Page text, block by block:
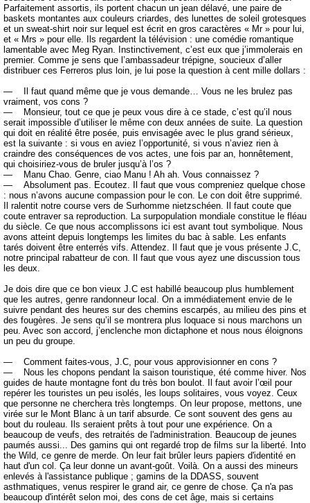
Parfaitement assortis, ils portent chacun un jean délavé, une paire de
baskets montantes aux couleurs criardes, des lunettes de soleil grotesques
et un sweat-shirt noir sur lequel est écrit en gros caractères « Mr » pour lui,
et « Mrs » pour elle. Ils regardent la télévision : une comédie romantique
lamentable avec Meg Ryan. Instinctivement, c’est eux que j’immolerais en
premier. Comme je sens que l’ambassadeur trépigne, soucieux d’aller
distribuer ces Ferreros plus loin, je lui pose la question à cent mille dollars :
— Il faut quand même que je vous demande… Vous ne les brulez pas
vraiment, vos cons ?
— Monsieur, tout ce que je peux vous dire à ce stade, c’est qu’il nous
serait impossible d’utiliser le même con deux années de suite. La question
qui doit en réalité être posée, puis envisagée avec le plus grand sérieux,
est la suivante : si vous en aviez l’opportunité, si vous n’aviez rien à
craindre des conséquences de vos actes, une fois par an, honnêtement,
qui choisiriez-vous de bruler jusqu’à l’os ?
— Manu Chao. Genre, ciao Manu ! Ah ah. Vous connaissez ?
— Absolument pas. Ecoutez. Il faut que vous compreniez quelque chose
: nous n’avons aucune compassion pour le con. Le con doit être supprimé.
Il ralentit notre course vers de Surhomme nietzschéen. Il faut coute que
coute entraver sa reproduction. La surpopulation mondiale constitue le fléau
du siècle. Ce que nous accomplissons ici est avant tout symbolique. Nous
avons atteint depuis longtemps les limites du bac à sable. Les enfants
tarés doivent être enterrés vifs. Attendez. Il faut que je vous présente J.C,
notre principal rabatteur de con. Il faut que vous ayez une discussion tous
les deux.
Je dois dire que ce bon vieux J.C est habillé beaucoup plus humblement
que les autres, genre randonneur local. On a immédiatement envie de le
suivre pendant des heures sur des chemins escarpés, au milieu des pins et
des fougères. Je sens qu’il se montrera plus loquace si nous marchons un
peu. Avec son accord, j’enclenche mon dictaphone et nous nous éloignons
un peu du groupe.
— Comment faites-vous, J.C, pour vous approvisionner en cons ?
— Nous les chopons pendant la saison touristique, été comme hiver. Nos
guides de haute montagne font du très bon boulot. Il faut avoir l’œil pour
repérer les touristes un peu isolés, les loups solitaires, vous voyez. Ceux
que personne ne cherchera très longtemps. On leur propose, mettons, une
virée sur le Mont Blanc à un tarif absurde. Ce sont souvent des gens au
bout du rouleau. Ils seraient prêts à tout pour une expérience. On a
beaucoup de veufs, des retraités de l'administration. Beaucoup de jeunes
paumés aussi... Des gamins qui ont regardé trop de films sur la liberté. Into
the Wild, ce genre de merde. On leur fait brûler leurs papiers d'identité en
haut d'un col. Ça leur donne un avant-goût. Voilà. On a aussi des mineurs
enlevés à l'assistance publique ; gamins de la DDASS, souvent
asthmatiques, venus respirer le grand air, ce genre de chose. Ça n'a pas
beaucoup d'intérêt selon moi, des cons de cet âge, mais si certains